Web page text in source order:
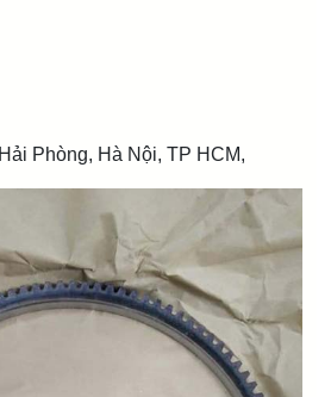
Phòng, Hà Nội, TP HCM,